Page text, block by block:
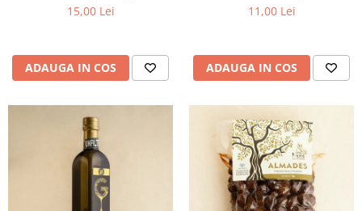
15,00 Lei
ADAUGA IN COS
11,00 Lei
ADAUGA IN COS